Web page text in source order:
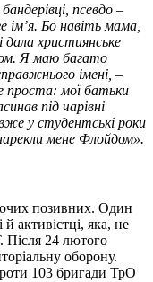
псевдо –
Бо навіть мама,
дала християнське
Я маю багато
імені, –
проста: мої батьки
під чарівні
у студентські роки
мене Флойдом».
позивних. Один
активістці, яка, не
Після 24 лютого
оборону.
103 бригади ТрО